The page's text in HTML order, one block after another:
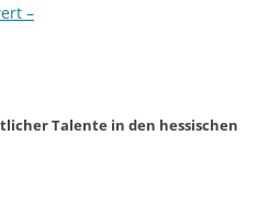
–
Talente in den hessischen